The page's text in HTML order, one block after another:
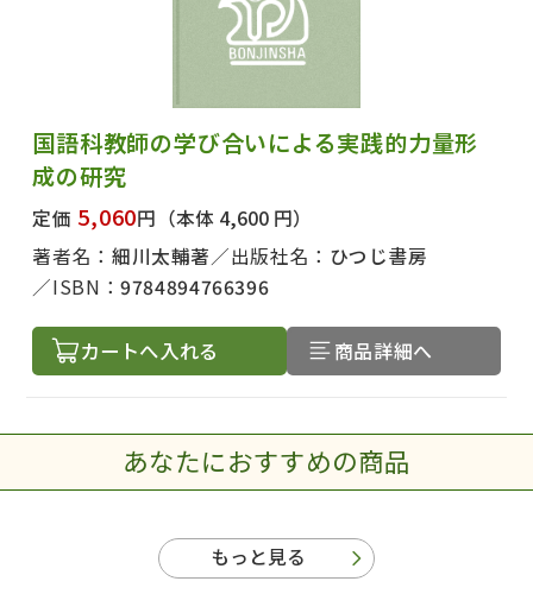
国語科教師の学び合いによる実践的力量形
成の研究
定価 5,060円 （本体 4,600 円）
著者名： 細川太輔著 出版社名： ひつじ書房
ISBN：9784894766396
カートへ入れる 商品詳細へ
あなたにおすすめの商品
もっと見る